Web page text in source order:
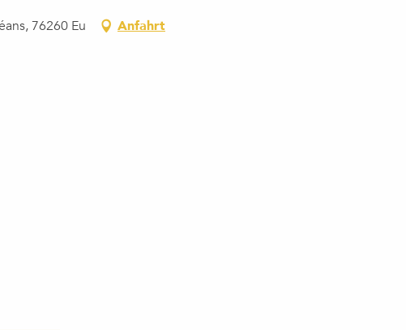
76260 Eu Anfahrt